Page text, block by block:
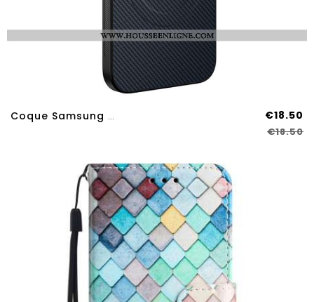
Coque Samsung Galaxy A17 4G / 5G Magnétique Fibre Carbone €18.50
€18.50